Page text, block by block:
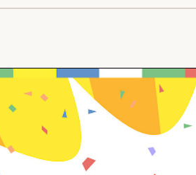
3Dシミュレーション
ライフスタイルコンパス
リフォームお役立ち情報
おすすめ情報